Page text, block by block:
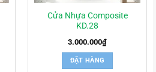
Cửa Nhựa Composite
KD.28
3.000.000₫
ĐẶT HÀNG